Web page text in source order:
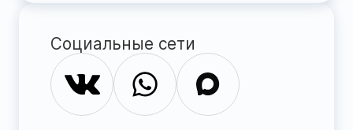
Социальные сети